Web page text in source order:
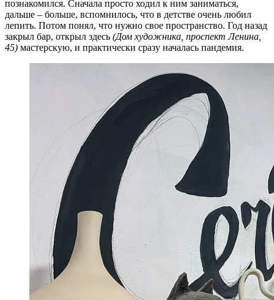
познакомился. Сначала просто ходил к ним заниматься,
дальше – больше, вспомнилось, что в детстве очень любил
лепить. Потом понял, что нужно свое пространство. Год назад
закрыл бар, открыл здесь (Дом художника, проспект Ленина,
45) мастерскую, и практически сразу началась пандемия.